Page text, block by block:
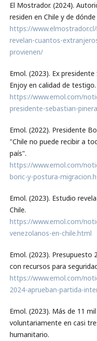
El Mostrador. (2024).
residen en Chile y de
https://
revelan-cuantos-
provienen/
Emol. (2023). Ex
Enjoy en calidad de testigo.
https://www.emol.com/
presidente-sebastian-
Emol. (2022). Presidente
"Chile no puede recibir a
país".
https://www.emol.com/
boric-y-postura-
Emol. (2023). Estudio
Chile.
https://www.emol.com/
venezolanos-en-chile.html
Emol. (2023). Presupuesto
con recursos para
https://www.emol.com/
2024-aprueban-partida-
Emol. (2023). Más de 11
voluntariamente en casi
humanitario.